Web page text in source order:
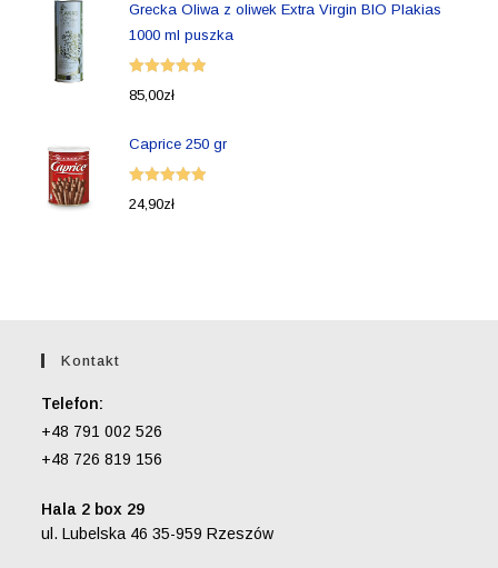
Grecka Oliwa z oliwek Extra Virgin BIO Plakias
1000 ml puszka
Oceniono
85,00zł
Caprice 250 gr
Oceniono
24,90zł
Kontakt
Telefon:
+48 791 002 526
+48 726 819 156
Hala 2 box 29
ul. Lubelska 46 35-959 Rzeszów